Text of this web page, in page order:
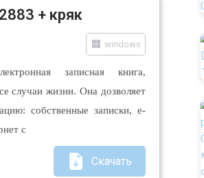
+ кряк
windows
записная книга,
случаи жизни. Она дозволяет
собственные записки, e-
с
Скачать